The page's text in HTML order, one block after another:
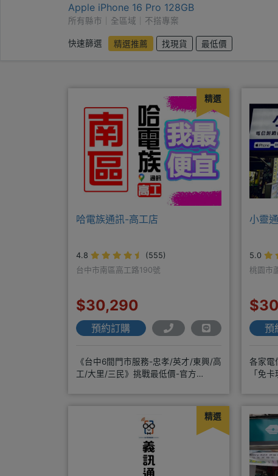
Apple iPhone 16 Pro 128GB
所有縣市｜全區域｜不搭專案
快速篩選 精選推薦 找現貨 最低價
精選
哈電族通訊-高工店
4.8
(555)
台中市南區高工路190號
$30,290
預約訂購
《台中6間門市服務-忠孝/英才/東興/高
工/大里/三民》挑戰最低價-官方
小靈
5.0
桃園市
預
各家電
「免
精選